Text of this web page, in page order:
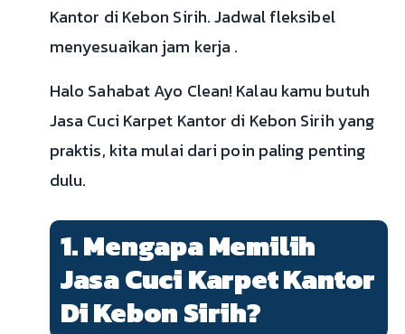
Kantor di Kebon Sirih. Jadwal fleksibel
menyesuaikan jam kerja .
Halo Sahabat Ayo Clean! Kalau kamu butuh
Jasa Cuci Karpet Kantor di Kebon Sirih yang
praktis, kita mulai dari poin paling penting
dulu.
1. Mengapa Memilih
Jasa Cuci Karpet Kantor
Di Kebon Sirih?